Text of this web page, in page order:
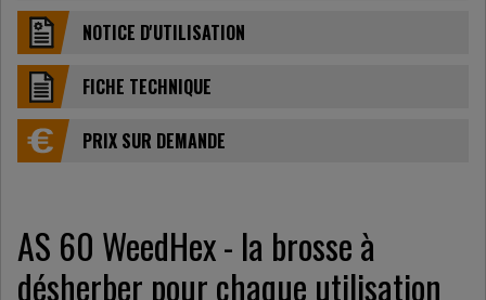
NOTICE D'UTILISATION
FICHE TECHNIQUE
PRIX ​​SUR DEMANDE
AS 60 WeedHex - la brosse à
désherber pour chaque utilisation